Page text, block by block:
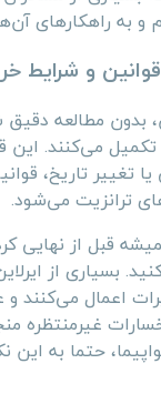
و به راهکارهای
بدون مطالعه دقیق
تکمیل می‌کنند.
تغییر تاریخ،
ترانزیت می‌شود.
قبل از نهایی
بسیاری از
اعمال می‌کنند
غیرمنتظره
حتما به